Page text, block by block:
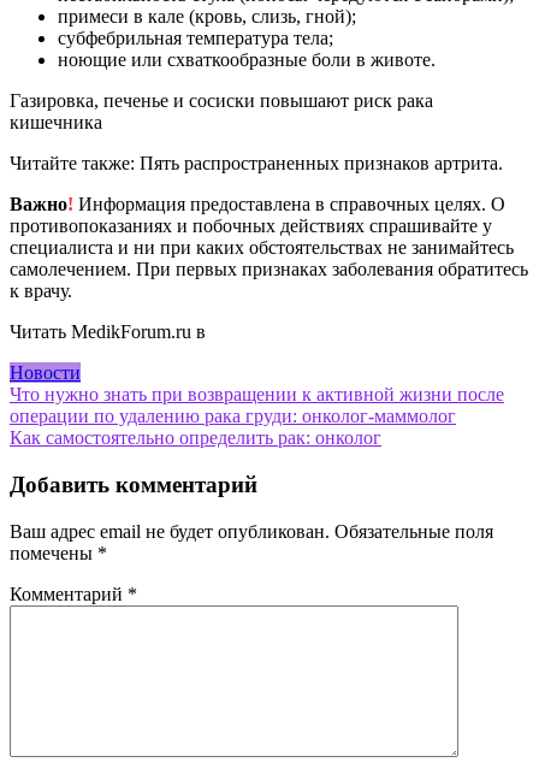
примеси в кале (кровь, слизь, гной);
субфебрильная температура тела;
ноющие или схваткообразные боли в животе.
Газировка, печенье и сосиски повышают риск рака
кишечника
Читайте также: Пять распространенных признаков артрита.
Важно! Информация предоставлена в справочных целях. О
противопоказаниях и побочных действиях спрашивайте у
специалиста и ни при каких обстоятельствах не занимайтесь
самолечением. При первых признаках заболевания обратитесь
к врачу.
Читать MedikForum.ru в
Новости
Навигация
по
Что нужно знать при возвращении к активной жизни после
операции по удалению рака груди: онколог-маммолог
Как самостоятельно определить рак: онколог
Добавить комментарий
Ваш адрес email не будет опубликован. Обязательные поля
помечены *
Комментарий *